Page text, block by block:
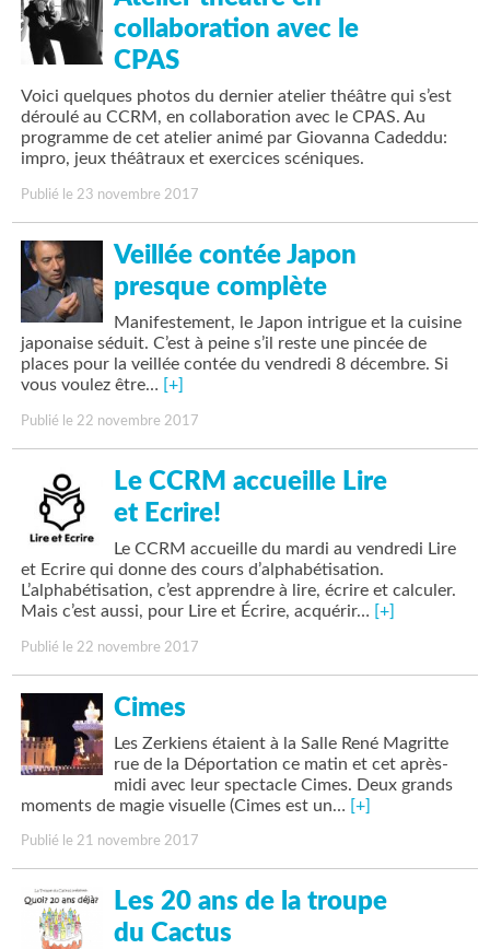
collaboration avec le
CPAS
Voici quelques photos du dernier atelier théâtre qui s’est
déroulé au CCRM, en collaboration avec le CPAS. Au
programme de cet atelier animé par Giovanna Cadeddu:
impro, jeux théâtraux et exercices scéniques.
Publié le 23 novembre 2017
Veillée contée Japon
presque complète
Manifestement, le Japon intrigue et la cuisine
japonaise séduit. C’est à peine s’il reste une pincée de
places pour la veillée contée du vendredi 8 décembre. Si
vous voulez être… [+]
Publié le 22 novembre 2017
Le CCRM accueille Lire
et Ecrire!
Le CCRM accueille du mardi au vendredi Lire
et Ecrire qui donne des cours d’alphabétisation.
L’alphabétisation, c’est apprendre à lire, écrire et calculer.
Mais c’est aussi, pour Lire et Écrire, acquérir… [+]
Publié le 22 novembre 2017
Cimes
Les Zerkiens étaient à la Salle René Magritte
rue de la Déportation ce matin et cet après-
midi avec leur spectacle Cimes. Deux grands
moments de magie visuelle (Cimes est un… [+]
Publié le 21 novembre 2017
Les 20 ans de la troupe
du Cactus